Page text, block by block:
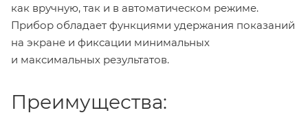
как вручную, так и в автоматическом режиме.
Прибор обладает функциями удержания показаний
на экране и фиксации минимальных
и максимальных результатов.
Преимущества: